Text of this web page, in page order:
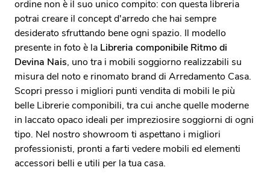
ordine non è il suo unico compito: con questa libreria
potrai creare il concept d'arredo che hai sempre
desiderato sfruttando bene ogni spazio. Il modello
presente in foto è la Libreria componibile Ritmo di
Devina Nais, uno tra i mobili soggiorno realizzabili su
misura del noto e rinomato brand di Arredamento Casa.
Scopri presso i migliori punti vendita di mobili le più
belle Librerie componibili, tra cui anche quelle moderne
in laccato opaco ideali per impreziosire soggiorni di ogni
tipo. Nel nostro showroom ti aspettano i migliori
professionisti, pronti a farti vedere mobili ed elementi
accessori belli e utili per la tua casa.